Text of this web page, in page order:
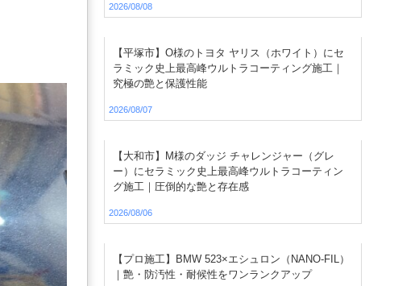
2026/08/08
【平塚市】O様のトヨタ ヤリス（ホワイト）にセ
ラミック史上最高峰ウルトラコーティング施工｜
究極の艶と保護性能
2026/08/07
【大和市】M様のダッジ チャレンジャー（グレ
ー）にセラミック史上最高峰ウルトラコーティン
グ施工｜圧倒的な艶と存在感
2026/08/06
【プロ施工】BMW 523×エシュロン（NANO-FIL）
｜艶・防汚性・耐候性をワンランクアップ